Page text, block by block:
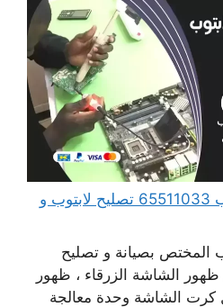
مهندس كمبيوتر النويصيب 65511033 تصليح لابتوب و
المختص بصيانة و تصليح
الشاشة الزرقاء ، ظهور
كرت الشاشة وحدة معالجة